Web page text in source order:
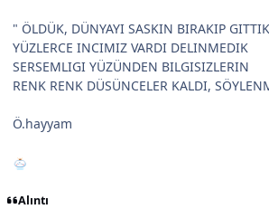
" ÖLDÜK, DÜNYAYI SASKIN BIRAKIP GITTIK
YÜZLERCE INCIMIZ VARDI DELINMEDIK
SERSEMLIGI YÜZÜNDEN BILGISIZLERIN
RENK RENK DÜSÜNCELER KALDI,
Ö.hayyam
Alıntı